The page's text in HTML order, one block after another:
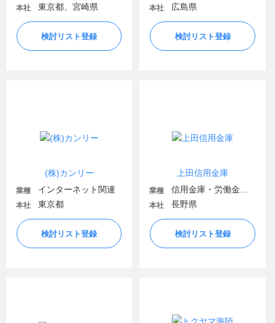
本社 東京都、宮崎県
検討リスト登録
本社 広島県
検討リスト登録
(株)カンリー
業種 インターネット関連
本社 東京都
検討リスト登録
上田信用金庫
業種
本社 長野県
検討リスト登録